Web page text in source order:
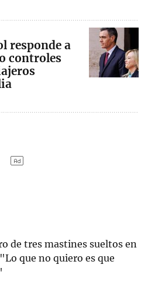
responde a
controles
de tres mastines sueltos en
que no quiero es que